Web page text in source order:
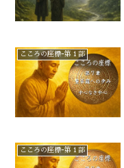
こころの座標ｰ第１部
こころの座標ｰ第１部